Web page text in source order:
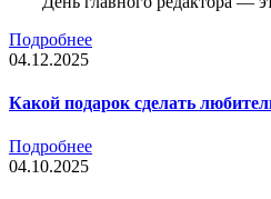
Подробнее
04.12.2025
Какой подарок сделать
Подробнее
04.10.2025